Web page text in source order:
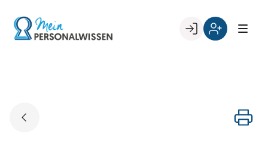
content
Go to landing page.